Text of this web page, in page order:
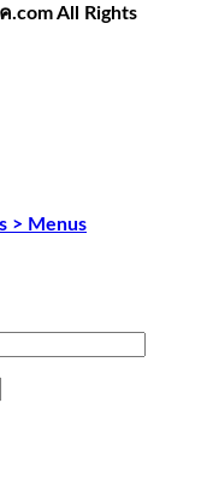
All Rights
> Menus